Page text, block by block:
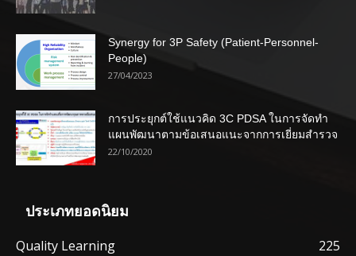
Synergy for 3P Safety (Patient-Personnel-
People)
27/04/2023
การประยุกต์ใช้แนวคิด 3C PDSA ในการจัดทำ
แผนพัฒนาตามข้อเสนอแนะจากการเยี่ยมสำรวจ
22/10/2020
ประเภทยอดนิยม
Quality Learning
225